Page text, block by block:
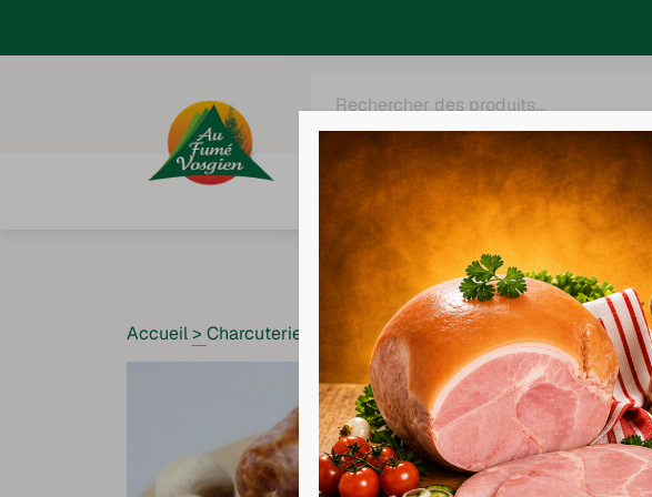
produits
Tous nos produitsCharcuterie
Accueil> Charcuterie Saucisse à cuire fumée supérieure